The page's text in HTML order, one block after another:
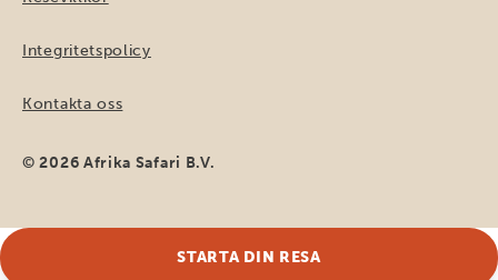
Integritetspolicy
Kontakta oss
© 2026 Afrika Safari B.V.
STARTA DIN RESA